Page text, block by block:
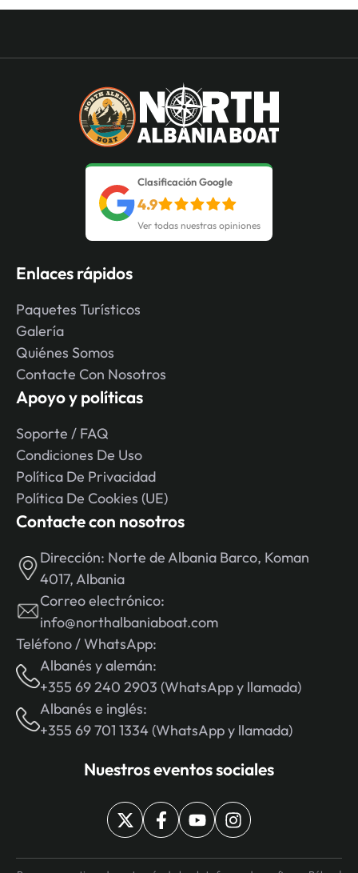
Clasificación Google
4.9
Ver todas nuestras opiniones
Enlaces rápidos
Paquetes Turísticos
Galería
Quiénes Somos
Contacte Con Nosotros
Apoyo y políticas
Soporte / FAQ
Condiciones De Uso
Política De Privacidad
Política De Cookies (UE)
Contacte con nosotros
Dirección: Norte de Albania Barco, Koman
4017, Albania
Correo electrónico:
info@northalbaniaboat.com
Teléfono / WhatsApp:
Albanés y alemán:
+355 69 240 2903 (WhatsApp y llamada)
Albanés e inglés:
+355 69 701 1334 (WhatsApp y llamada)
Nuestros eventos sociales